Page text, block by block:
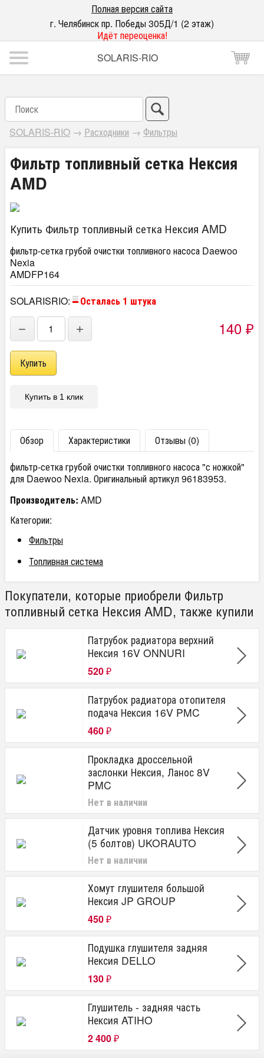
Полная версия сайта
г. Челябинск пр. Победы 305Д/1 (2 этаж)
Идёт переоценка!
SOLARIS-RIO
SOLARIS-RIO → Расходники → Фильтры
Фильтр топливный сетка Нексия
AMD
Купить Фильтр топливный сетка Нексия AMD
фильтр-сетка грубой очистки топливного насоса Daewoo
Nexia
AMDFP164
SOLARISRIO:
Осталась 1 штука
− + 140 ₽
Купить в 1 клик
Обзор Характеристики
Отзывы (0)
фильтр-сетка грубой очистки топливного насоса "с ножкой"
для Daewoo Nexia. Оригинальный артикул 96183953.
Производитель: AMD
Категории:
Фильтры
Топливная система
Покупатели, которые приобрели Фильтр
топливный сетка Нексия AMD, также купили
Патрубок радиатора верхний
Нексия 16V ONNURI
520 ₽
Патрубок радиатора отопителя
подача Нексия 16V PMC
460 ₽
Прокладка дроссельной
заслонки Нексия, Ланос 8V
PMC
Нет в наличии
Датчик уровня топлива Нексия
(5 болтов) UKORAUTO
Нет в наличии
Хомут глушителя большой
Нексия JP GROUP
450 ₽
Подушка глушителя задняя
Нексия DELLO
130 ₽
Глушитель - задняя часть
Нексия ATIHO
2 400 ₽